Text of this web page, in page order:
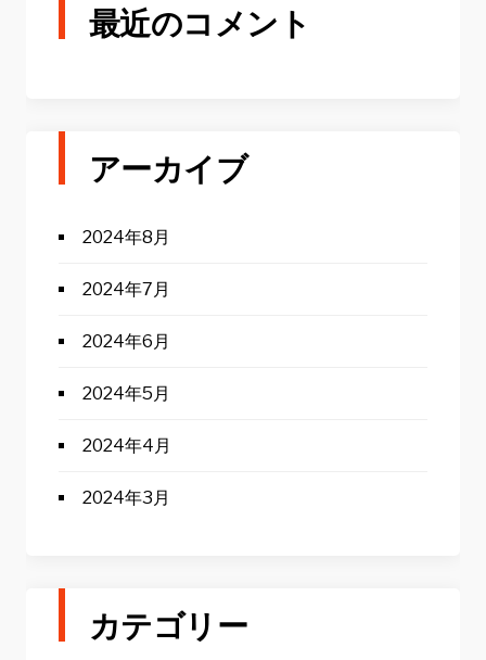
最近のコメント
アーカイブ
2024年8月
2024年7月
2024年6月
2024年5月
2024年4月
2024年3月
カテゴリー